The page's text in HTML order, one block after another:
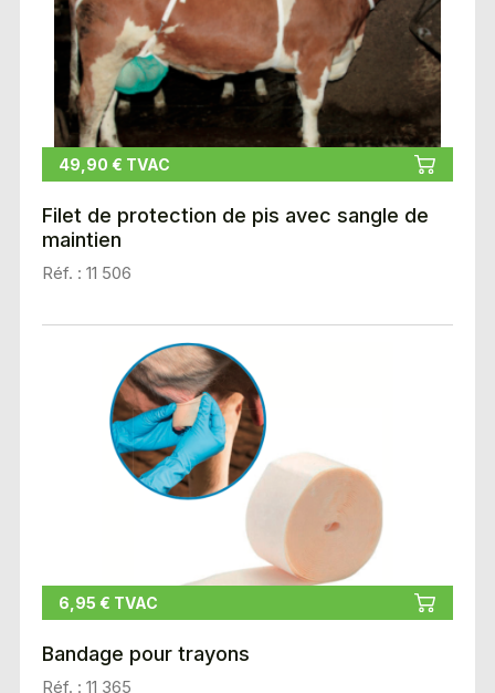
49,90 € TVAC
Filet de protection de pis avec sangle de
maintien
Réf. : 11 506
6,95 € TVAC
Bandage pour trayons
Réf. : 11 365